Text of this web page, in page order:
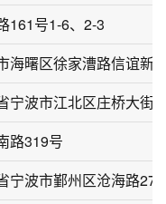
161号1-6、2-3
海曙区徐家漕路信谊新
宁波市江北区庄桥大街
路319号
宁波市鄞州区沧海路